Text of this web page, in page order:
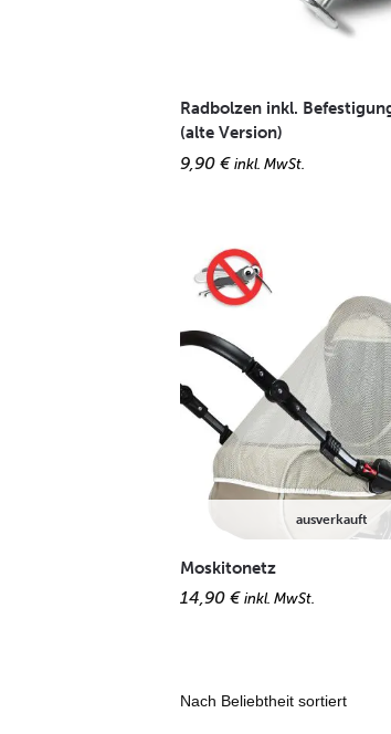
Radbolzen inkl.
(alte Version)
9,90 € inkl. MwSt.
ausverkauft
Moskitonetz
14,90 € inkl. MwSt.